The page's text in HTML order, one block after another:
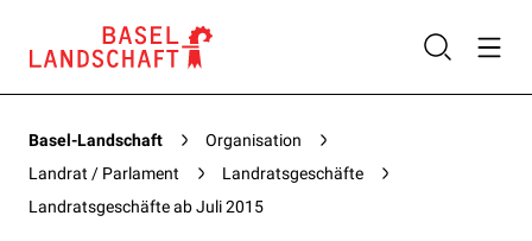
Basel-Landschaft
Organisation
Landrat / Parlament
Landratsgeschäfte
Landratsgeschäfte ab Juli 2015